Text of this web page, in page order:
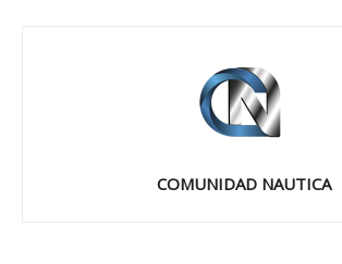
COMUNIDAD NAUTICA